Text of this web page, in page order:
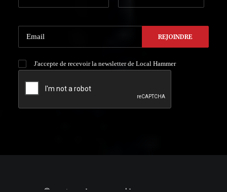
J'accepte de recevoir la newsletter de Local Hammer